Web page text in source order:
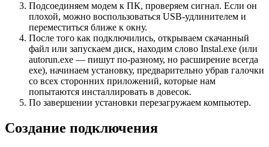
Подсоединяем модем к ПК, проверяем сигнал. Если он
плохой, можно воспользоваться USB-удлинителем и
переместиться ближе к окну.
После того как подключились, открываем скачанный
файл или запускаем диск, находим слово Instal.exe (или
autorun.exe — пишут по-разному, но расширение всегда
ехе), начинаем установку, предварительно убрав галочки
со всех сторонних приложений, которые нам
попытаются инсталлировать в довесок.
По завершении установки перезагружаем компьютер.
Создание подключения